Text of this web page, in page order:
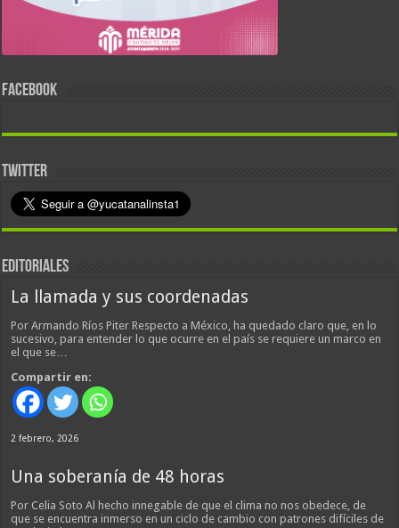
FACEBOOK
TWITTER
EDITORIALES
La llamada y sus coordenadas
Por Armando Ríos Piter Respecto a México, ha quedado claro que, en lo
sucesivo, para entender lo que ocurre en el país se requiere un marco en
el que se…
Compartir en:
2 febrero, 2026
Una soberanía de 48 horas
Por Celia Soto Al hecho innegable de que el clima no nos obedece, de
que se encuentra inmerso en un ciclo de cambio con patrones difíciles de